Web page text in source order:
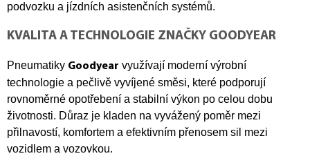
podvozku a jízdních asistenčních systémů.
KVALITA A TECHNOLOGIE ZNAČKY GOODYEAR
Pneumatiky Goodyear využívají moderní výrobní
technologie a pečlivě vyvíjené směsi, které podporují
rovnoměrné opotřebení a stabilní výkon po celou dobu
životnosti. Důraz je kladen na vyvážený poměr mezi
přilnavostí, komfortem a efektivním přenosem sil mezi
vozidlem a vozovkou.